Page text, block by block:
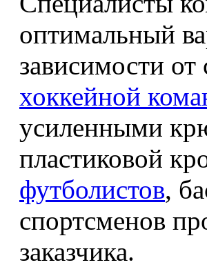
оптимальный
зависимости
хоккейной
усиленными
пластиковой
футболистов,
спортсменов
заказчика.